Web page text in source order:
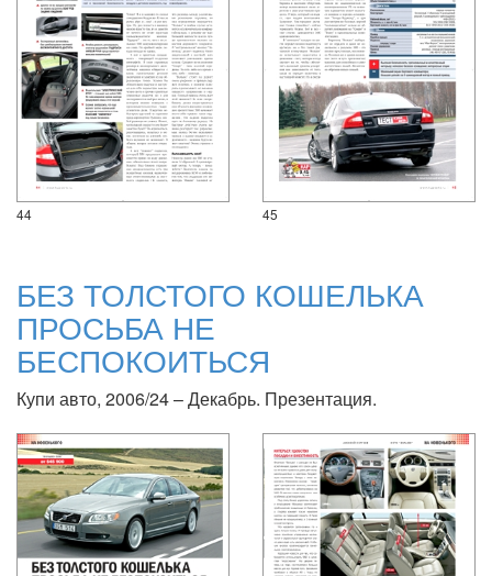
44 45
БЕЗ ТОЛСТОГО КОШЕЛЬКА
ПРОСЬБА НЕ
БЕСПОКОИТЬСЯ
Купи авто, 2006/24 – Декабрь. Презентация.